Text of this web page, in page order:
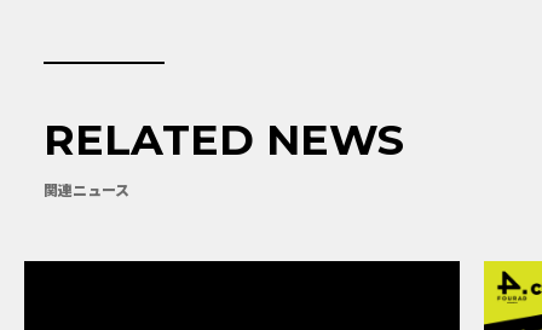
RELATED NEWS
関連ニュース